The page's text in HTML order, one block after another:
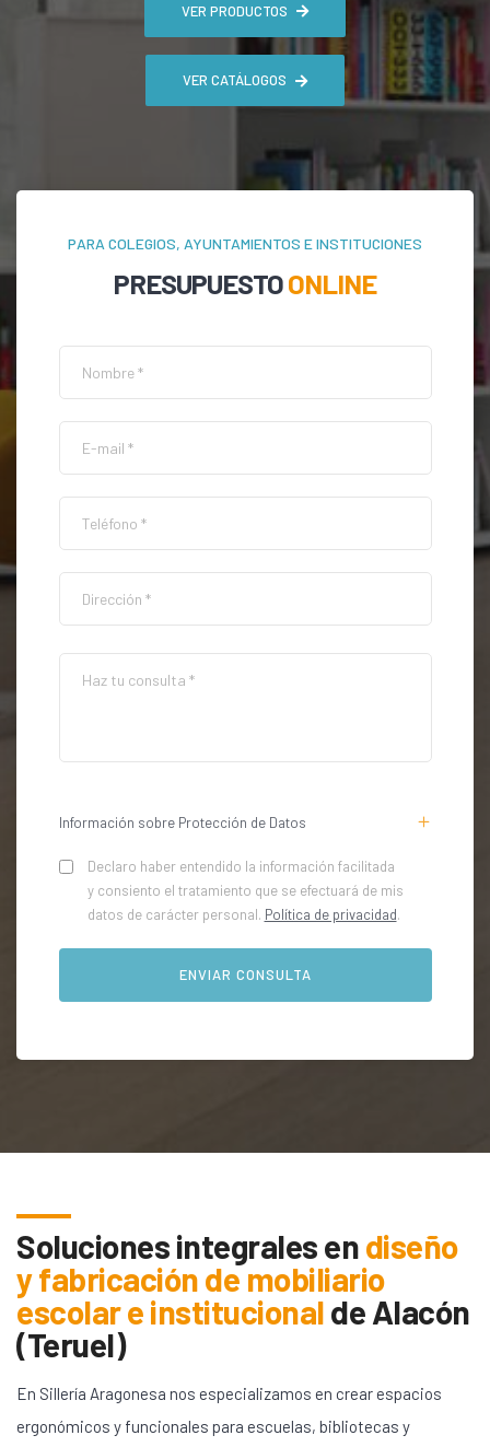
VER PRODUCTOS
VER CATÁLOGOS
PARA COLEGIOS, AYUNTAMIENTOS E INSTITUCIONES
PRESUPUESTOONLINE
Información sobre Protección de Datos
Declaro haber entendido la información facilitada
y consiento el tratamiento que se efectuará de mis
datos de carácter personal. Política de privacidad.
Soluciones integrales endiseño
y fabricación de mobiliario
escolar e institucionaldeAlacón
(Teruel)
En Sillería Aragonesa nos especializamos en crear espacios
ergonómicos y funcionales para escuelas, bibliotecas y